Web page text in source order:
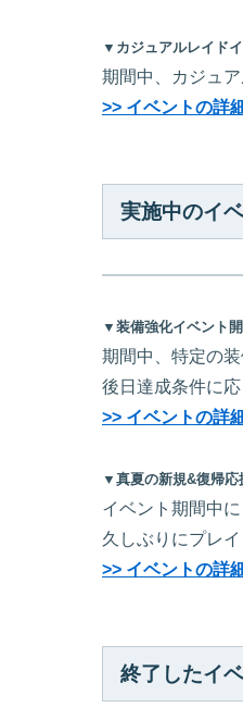
▼カジュアルレイドイ
期間中、カジュ
>> イベントの詳
実施中のイ
▼装備強化イベント開
期間中、特定の
後日達成条件に
>> イベントの詳
▼真夏の新規&復帰応
イベント期間中
久しぶりにプレ
>> イベントの詳
終了したイ